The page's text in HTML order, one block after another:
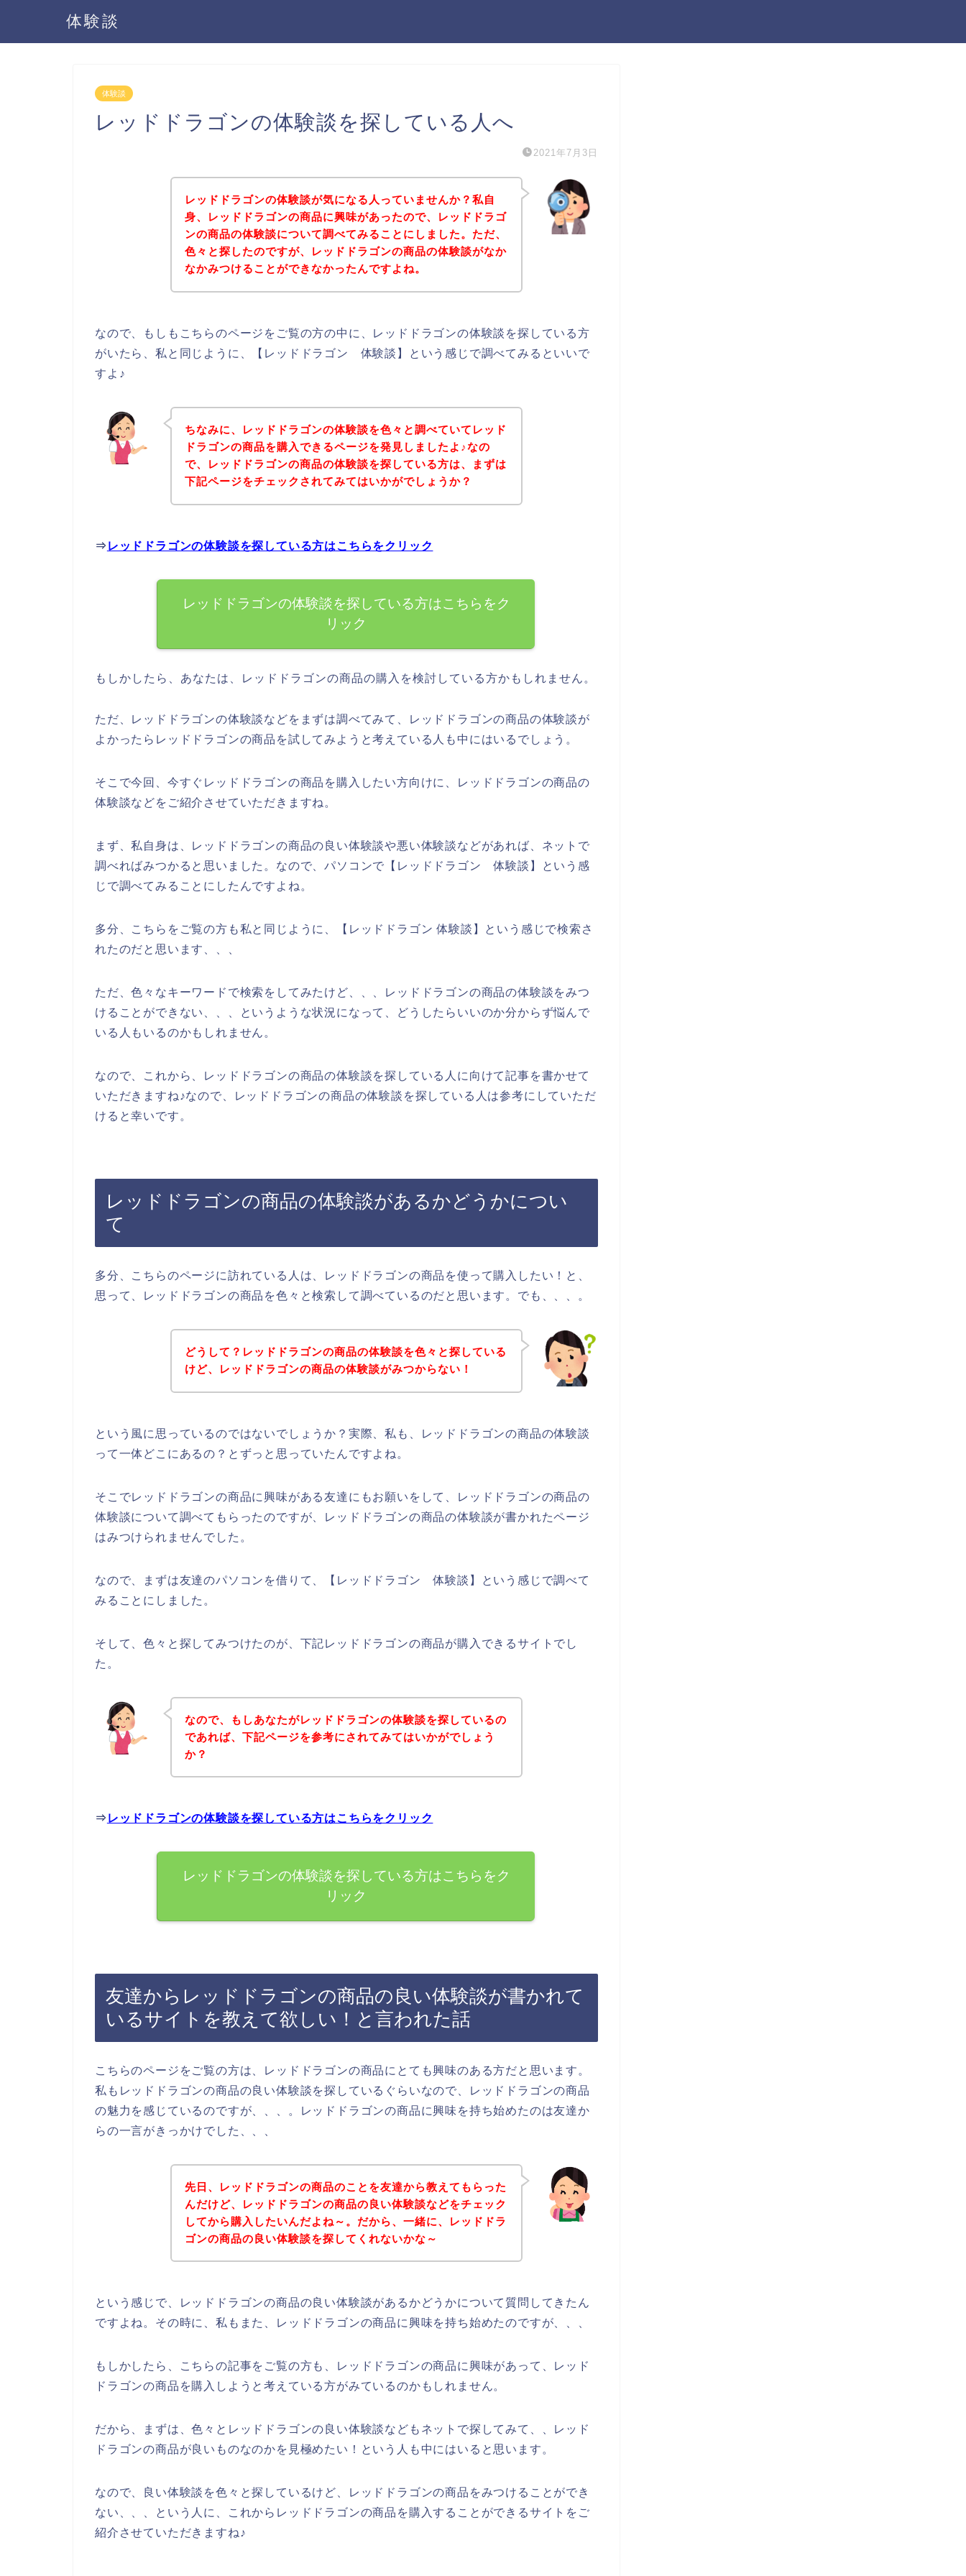
体験談
体験談
レッドドラゴンの体験談を探している人へ
2021年7月3日
レッドドラゴンの体験談が気になる人っていませんか？私自
身、レッドドラゴンの商品に興味があったので、レッドドラゴ
ンの商品の体験談について調べてみることにしました。ただ、
色々と探したのですが、レッドドラゴンの商品の体験談がなか
なかみつけることができなかったんですよね。
なので、もしもこちらのページをご覧の方の中に、レッドドラゴンの体験談を探している方
がいたら、私と同じように、【レッドドラゴン 体験談】という感じで調べてみるといいで
すよ♪
ちなみに、レッドドラゴンの体験談を色々と調べていてレッド
ドラゴンの商品を購入できるページを発見しましたよ♪なの
で、レッドドラゴンの商品の体験談を探している方は、まずは
下記ページをチェックされてみてはいかがでしょうか？
⇒ レッドドラゴンの体験談を探している方はこちらをクリック
レッドドラゴンの体験談を探している方はこちらをク
リック
もしかしたら、あなたは、レッドドラゴンの商品の購入を検討している方かもしれません。
ただ、レッドドラゴンの体験談などをまずは調べてみて、レッドドラゴンの商品の体験談が
よかったらレッドドラゴンの商品を試してみようと考えている人も中にはいるでしょう。
そこで今回、今すぐレッドドラゴンの商品を購入したい方向けに、レッドドラゴンの商品の
体験談などをご紹介させていただきますね。
まず、私自身は、レッドドラゴンの商品の良い体験談や悪い体験談などがあれば、ネットで
調べればみつかると思いました。なので、パソコンで【レッドドラゴン 体験談】という感
じで調べてみることにしたんですよね。
多分、こちらをご覧の方も私と同じように、【レッドドラゴン 体験談】という感じで検索さ
れたのだと思います、、、
ただ、色々なキーワードで検索をしてみたけど、、、レッドドラゴンの商品の体験談をみつ
けることができない、、、というような状況になって、どうしたらいいのか分からず悩んで
いる人もいるのかもしれません。
なので、これから、レッドドラゴンの商品の体験談を探している人に向けて記事を書かせて
いただきますね♪なので、レッドドラゴンの商品の体験談を探している人は参考にしていただ
けると幸いです。
レッドドラゴンの商品の体験談があるかどうかについ
て
多分、こちらのページに訪れている人は、レッドドラゴンの商品を使って購入したい！と、
思って、レッドドラゴンの商品を色々と検索して調べているのだと思います。でも、、、。
どうして？レッドドラゴンの商品の体験談を色々と探している
けど、レッドドラゴンの商品の体験談がみつからない！
という風に思っているのではないでしょうか？実際、私も、レッドドラゴンの商品の体験談
って一体どこにあるの？とずっと思っていたんですよね。
そこでレッドドラゴンの商品に興味がある友達にもお願いをして、レッドドラゴンの商品の
体験談について調べてもらったのですが、レッドドラゴンの商品の体験談が書かれたページ
はみつけられませんでした。
なので、まずは友達のパソコンを借りて、【レッドドラゴン 体験談】という感じで調べて
みることにしました。
そして、色々と探してみつけたのが、下記レッドドラゴンの商品が購入できるサイトでし
た。
なので、もしあなたがレッドドラゴンの体験談を探しているの
であれば、下記ページを参考にされてみてはいかがでしょう
か？
⇒ レッドドラゴンの体験談を探している方はこちらをクリック
レッドドラゴンの体験談を探している方はこちらをク
リック
友達からレッドドラゴンの商品の良い体験談が書かれて
いるサイトを教えて欲しい！と言われた話
こちらのページをご覧の方は、レッドドラゴンの商品にとても興味のある方だと思います。
私もレッドドラゴンの商品の良い体験談を探しているぐらいなので、レッドドラゴンの商品
の魅力を感じているのですが、、、。レッドドラゴンの商品に興味を持ち始めたのは友達か
らの一言がきっかけでした、、、
先日、レッドドラゴンの商品のことを友達から教えてもらった
んだけど、レッドドラゴンの商品の良い体験談などをチェック
してから購入したいんだよね～。だから、一緒に、レッドドラ
ゴンの商品の良い体験談を探してくれないかな～
という感じで、レッドドラゴンの商品の良い体験談があるかどうかについて質問してきたん
ですよね。その時に、私もまた、レッドドラゴンの商品に興味を持ち始めたのですが、、、
もしかしたら、こちらの記事をご覧の方も、レッドドラゴンの商品に興味があって、レッド
ドラゴンの商品を購入しようと考えている方がみているのかもしれません。
だから、まずは、色々とレッドドラゴンの良い体験談などもネットで探してみて、、レッド
ドラゴンの商品が良いものなのかを見極めたい！という人も中にはいると思います。
なので、良い体験談を色々と探しているけど、レッドドラゴンの商品をみつけることができ
ない、、、という人に、これからレッドドラゴンの商品を購入することができるサイトをご
紹介させていただきますね♪